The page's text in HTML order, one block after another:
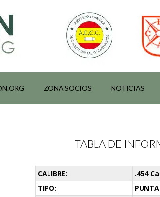
ZONA SOCIOS NOTICIAS
TABLA DE
CALIBRE:
.454
TIPO: